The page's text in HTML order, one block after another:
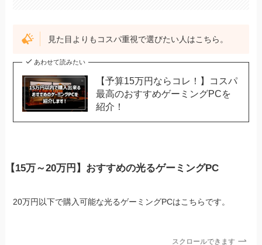
見た目よりもコスパ重視で選びたい人はこちら。
あわせて読みたい
【予算15万円ならコレ！】コスパ
最高のおすすめゲーミングPCを
紹介！
【15万～20万円】おすすめの光るゲーミングPC
20万円以下で購入可能な光るゲーミングPCはこちらです。
スクロールできます